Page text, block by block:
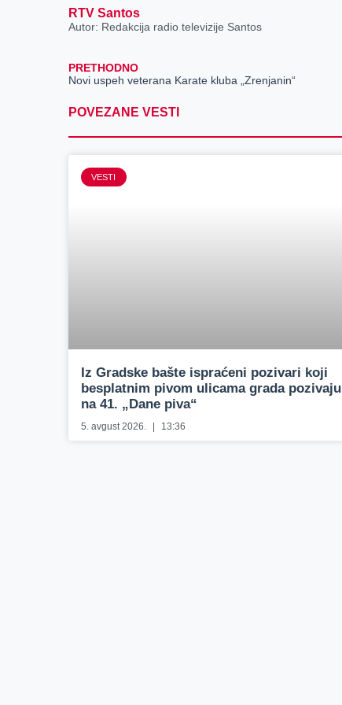
RTV Santos
Autor: Redakcija radio televizije Santos
PRETHODNO
Novi uspeh veterana Karate kluba „Zrenjanin“
POVEZANE VESTI
VESTI
Iz Gradske bašte ispraćeni pozivari koji
besplatnim pivom ulicama grada pozivaju
na 41. „Dane piva“
5. avgust 2026. 13:36